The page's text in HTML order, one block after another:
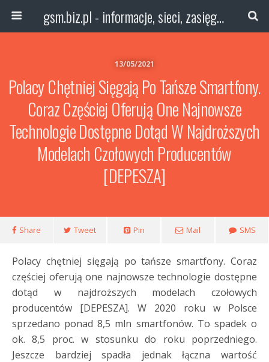
gsm.biz.pl - informacje, sieci, zasięg technologie
13/05/2021
Polacy Chętniej Sięgają Po Tańsze Smartfony.
Coraz Częściej Oferują One Najnowsze
Technologie Dostępne Dotąd W Najdroższych
Modelach Czołowych Producentów
[DEPESZA]
Share Tweet Pin Mail SMS
Polacy chętniej sięgają po tańsze smartfony. Coraz
częściej oferują one najnowsze technologie dostępne
dotąd w najdroższych modelach czołowych
producentów [DEPESZA]. W 2020 roku w Polsce
sprzedano ponad 8,5 mln smartfonów. To spadek o
ok. 8,5 proc. w stosunku do roku poprzedniego.
Jeszcze bardziej spadła jednak łączna wartość